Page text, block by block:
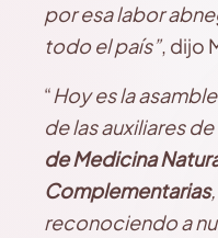
por esa labor
todo el país”, dijo
“Hoy es la
de las auxiliares
de Medicina
Complementarias
reconociendo a